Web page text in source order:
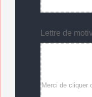
Lettre de